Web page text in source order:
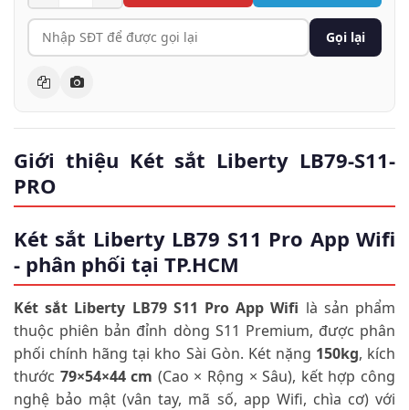
Gọi lại
Giới thiệu Két sắt Liberty LB79-S11-
PRO
Két sắt Liberty LB79 S11 Pro App Wifi
- phân phối tại TP.HCM
Két sắt Liberty LB79 S11 Pro App Wifi là sản phẩm
thuộc phiên bản đỉnh dòng S11 Premium, được phân
phối chính hãng tại kho Sài Gòn. Két nặng 150kg, kích
thước 79×54×44 cm (Cao × Rộng × Sâu), kết hợp công
nghệ bảo mật (vân tay, mã số, app Wifi, chìa cơ) với